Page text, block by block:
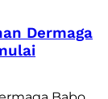
Dermaga